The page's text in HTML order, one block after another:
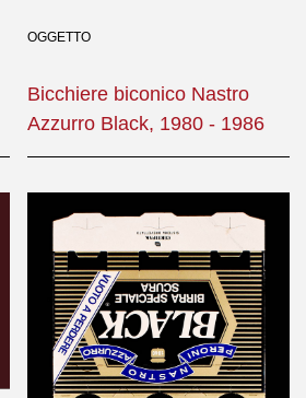
OGGETTO
Bicchiere biconico Nastro
Azzurro Black, 1980 - 1986